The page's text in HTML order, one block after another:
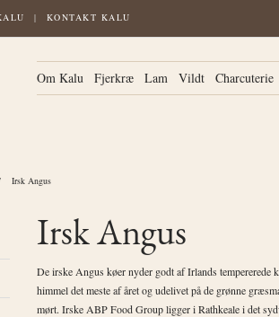
KONTAKT KALU
Om Kalu Fjerkræ Lam Vildt Charcuterie
Irsk Angus
Irsk Angus
De irske Angus køer nyder godt af Irlands tempererede
himmel det meste af året og udelivet på de grønne
mørt. Irske ABP Food Group ligger i Rathkeale i det